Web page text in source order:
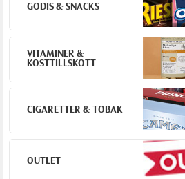
GODIS & SNACKS
VITAMINER &
KOSTTILLSKOTT
CIGARETTER & TOBAK
OUTLET